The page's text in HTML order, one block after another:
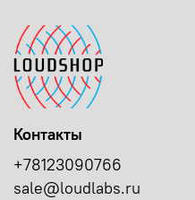
Контакты
+78123090766
sale@loudlabs.ru